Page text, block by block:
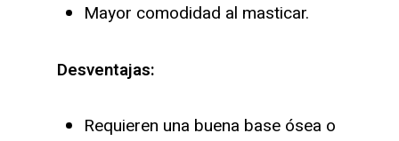
Mayor comodidad al masticar.
Desventajas:
Requieren una buena base ósea o